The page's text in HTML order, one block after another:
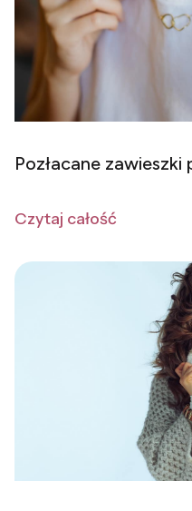
Pozłacane
Czytaj całość